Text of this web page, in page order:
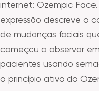
internet: Ozempic Face.
expressão descreve o
de mudanças faciais
começou a observar em
pacientes usando
o princípio ativo do